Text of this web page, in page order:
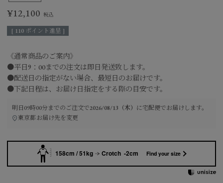
¥12,100
[ 110 ポイント進呈 ]
《通常商品のご案内》
●平日9：00までの注文は即日発送致します。
●配送日の指定がない場合、最短日のお届けです。
●下記日程は、お届け日指定をする際の目安です。
明日09時00分までのご注文で2026/08/13（木） に宅配便でお届けします。
東京都お届け先を変更
158cm / 51kg Crotch -2cm Find your size